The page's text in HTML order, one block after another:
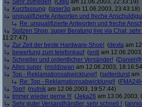
Sehr zufrieden (Odju am 11.06.2003, 22:33:19)
Kurzfassung ( laser3p am 11.06.2003, 23:43:18)
unqualifizierte Antworten und freche
Re: unqualifizierte Antworten und freche
Spitzen Shop, super Beratung live via Chat,
11:27:47)
Zur Zeit der beste Hardware-Shop! (dexta am
bewertung zum telefonkauf(erdi am
Schneller und ordentlicher Versänder! (
Alles super (moldowan am 12.06.2003,
Top - Reklamationsabwicklung!! (selterdurst am
Re: Top - Reklamationsabwicklung!! (FMA24H
Top!! (nutnik am 12.06.2003, 19:57:44)
Immer wieder gerne !!! (Jeka26 am 13.06.2003,
Sehr guter Versandhändler, sehr schnell ! (